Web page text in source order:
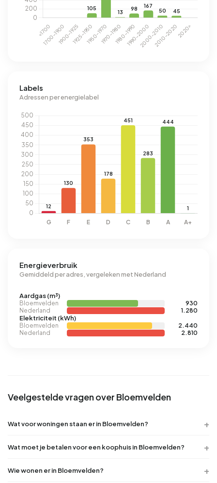
Labels
Adressen per energielabel
Energieverbruik
Gemiddeld per adres, vergeleken met Nederland
Aardgas (m³)
Bloemvelden
930
Nederland
1.280
Elektriciteit (kWh)
Bloemvelden
2.440
Nederland
2.810
Veelgestelde vragen over Bloemvelden
Wat voor woningen staan er in Bloemvelden?
Wat moet je betalen voor een koophuis in Bloemvelden?
Wie wonen er in Bloemvelden?